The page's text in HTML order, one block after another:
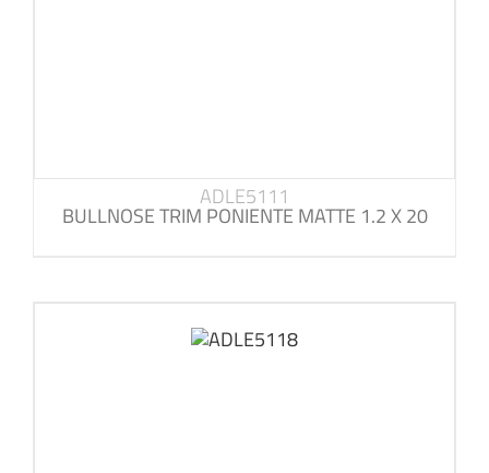
ADLE5111
BULLNOSE TRIM PONIENTE MATTE 1.2 X 20